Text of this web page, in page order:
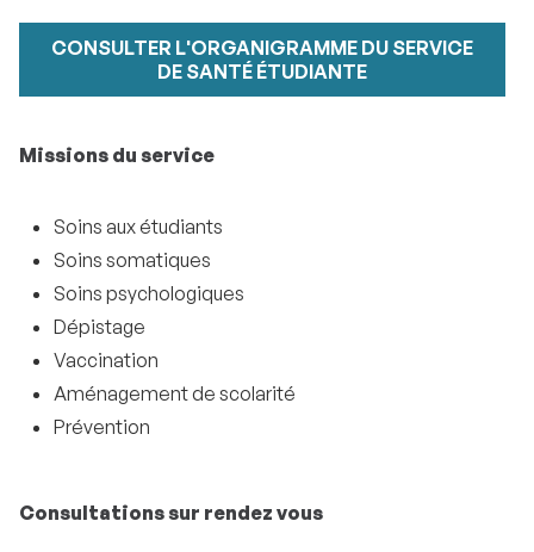
CONSULTER L'ORGANIGRAMME DU SERVICE
DE SANTÉ ÉTUDIANTE
Missions du service
Soins aux étudiants
Soins somatiques
Soins psychologiques
Dépistage
Vaccination
Aménagement de scolarité
Prévention
Consultations sur rendez vous